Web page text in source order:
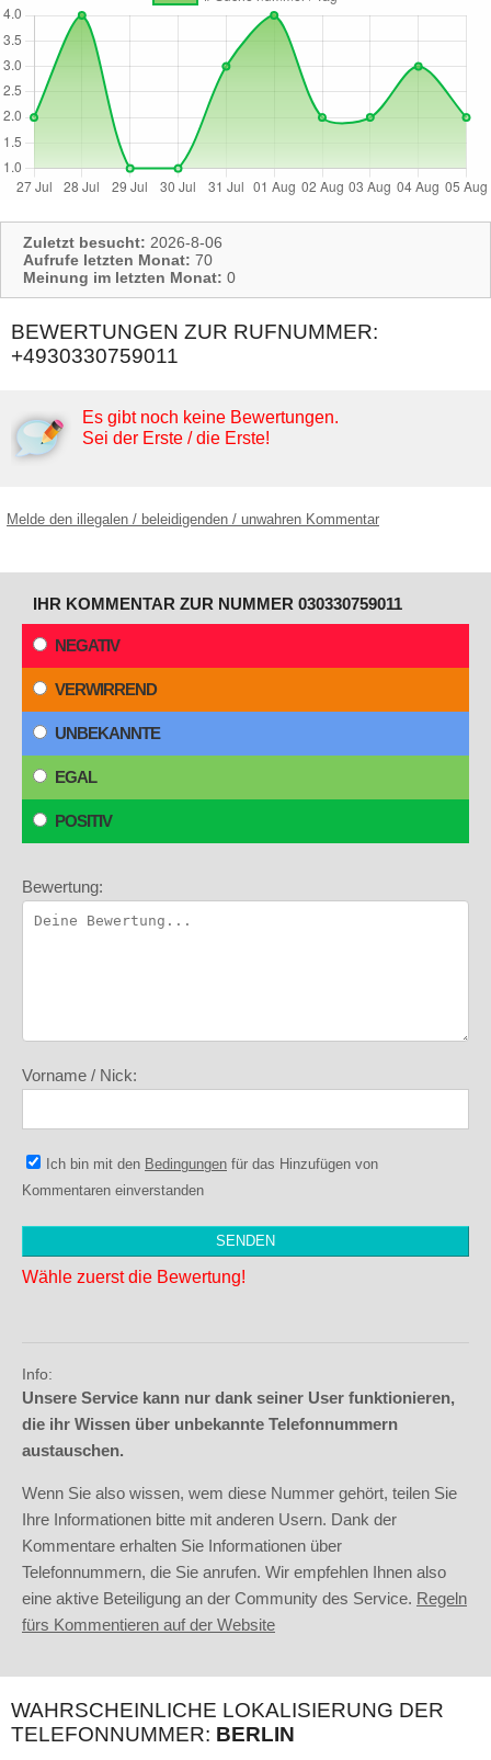
Zuletzt besucht: 2026-8-06
Aufrufe letzten Monat: 70
Meinung im letzten Monat: 0
BEWERTUNGEN ZUR RUFNUMMER:
+4930330759011
Es gibt noch keine Bewertungen.
Sei der Erste / die Erste!
Melde den illegalen / beleidigenden / unwahren Kommentar
IHR KOMMENTAR ZUR NUMMER 030330759011
NEGATIV
VERWIRREND
UNBEKANNTE
EGAL
POSITIV
Bewertung:
Vorname / Nick:
Ich bin mit den Bedingungen für das Hinzufügen von
Kommentaren einverstanden
Wähle zuerst die Bewertung!
Info:
Unsere Service kann nur dank seiner User funktionieren,
die ihr Wissen über unbekannte Telefonnummern
austauschen.
Wenn Sie also wissen, wem diese Nummer gehört, teilen Sie
Ihre Informationen bitte mit anderen Usern. Dank der
Kommentare erhalten Sie Informationen über
Telefonnummern, die Sie anrufen. Wir empfehlen Ihnen also
eine aktive Beteiligung an der Community des Service. Regeln
fürs Kommentieren auf der Website
WAHRSCHEINLICHE LOKALISIERUNG DER
TELEFONNUMMER: BERLIN